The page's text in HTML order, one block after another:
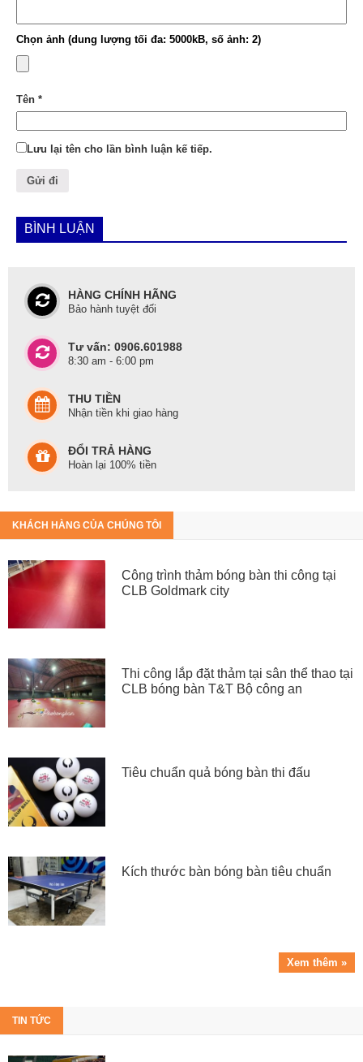
Chọn ảnh (dung lượng tối đa: 5000kB, số ảnh: 2)
Tên *
Lưu lại tên cho lần bình luận kế tiếp.
BÌNH LUẬN
HÀNG CHÍNH HÃNG
Bảo hành tuyệt đối
Tư vấn: 0906.601988
8:30 am - 6:00 pm
THU TIỀN
Nhận tiền khi giao hàng
ĐỔI TRẢ HÀNG
Hoàn lại 100% tiền
KHÁCH HÀNG CỦA CHÚNG TÔI
Công trình thảm bóng bàn thi công tại
CLB Goldmark city
Thi công lắp đặt thảm tại sân thể thao tại
CLB bóng bàn T&T Bộ công an
Tiêu chuẩn quả bóng bàn thi đấu
Kích thước bàn bóng bàn tiêu chuẩn
Xem thêm »
TIN TỨC